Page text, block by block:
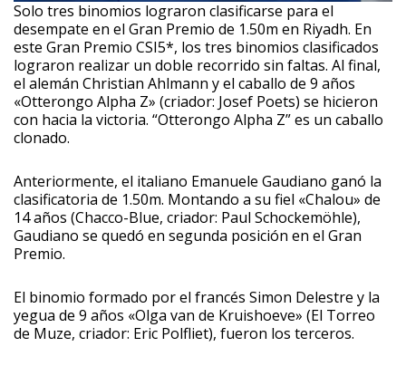
Solo tres binomios lograron clasificarse para el
desempate en el Gran Premio de 1.50m en Riyadh. En
este Gran Premio CSI5*, los tres binomios clasificados
lograron realizar un doble recorrido sin faltas. Al final,
el alemán Christian Ahlmann y el caballo de 9 años
«Otterongo Alpha Z» (criador: Josef Poets) se hicieron
con hacia la victoria. “Otterongo Alpha Z” es un caballo
clonado.
Anteriormente, el italiano Emanuele Gaudiano ganó la
clasificatoria de 1.50m. Montando a su fiel «Chalou» de
14 años (Chacco-Blue, criador: Paul Schockemöhle),
Gaudiano se quedó en segunda posición en el Gran
Premio.
El binomio formado por el francés Simon Delestre y la
yegua de 9 años «Olga van de Kruishoeve» (El Torreo
de Muze, criador: Eric Polfliet), fueron los terceros.